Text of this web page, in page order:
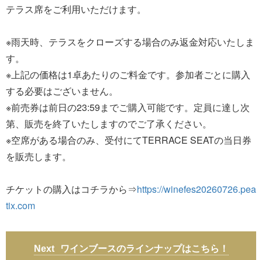
テラス席をご利用いただけます。
※雨天時、テラスをクローズする場合のみ返金対応いたしま
す。
※上記の価格は1卓あたりのご料金です。参加者ごとに購入
する必要はございません。
※前売券は前日の23:59までご購入可能です。定員に達し次
第、販売を終了いたしますのでご了承ください。
※空席がある場合のみ、受付にてTERRACE SEATの当日券
を販売します。
チケットの購入はコチラから⇒https://winefes20260726.pea
tix.com
ワインブースのラインナップはこちら！